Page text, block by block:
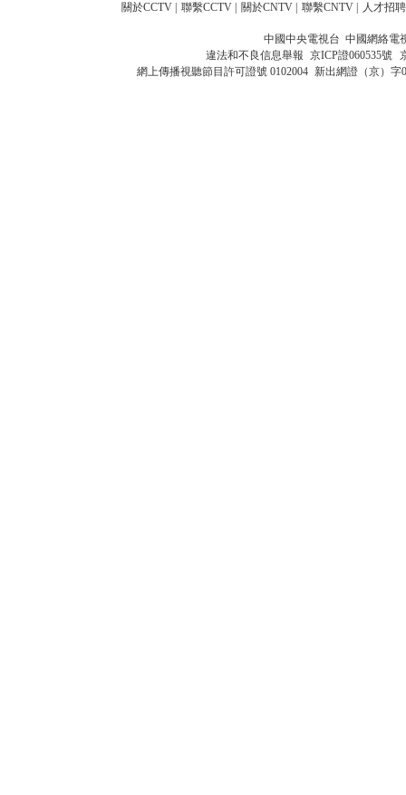
關於CCTV 聯繫CCTV 關於CNTV 聯繫CNTV 人才招聘
中國中央電視台 中國網絡電
違法和不良信息舉報 京ICP證060535號
網上傳播視聽節目許可證號 0102004 新出網證（京）